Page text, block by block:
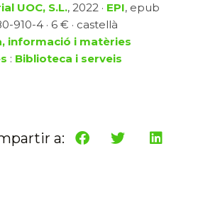
UOC, S.L., 2022 · EPI, epub
910-4 · 6 € · castellà
informació i matèries
: Biblioteca i serveis
a: